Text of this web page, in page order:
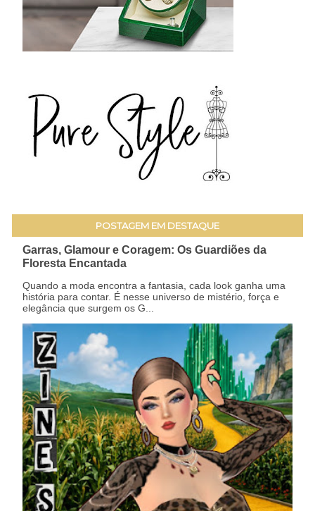
POSTAGEM EM DESTAQUE
Garras, Glamour e Coragem: Os Guardiões da
Floresta Encantada
Quando a moda encontra a fantasia, cada look ganha uma
história para contar. É nesse universo de mistério, força e
elegância que surgem os G...